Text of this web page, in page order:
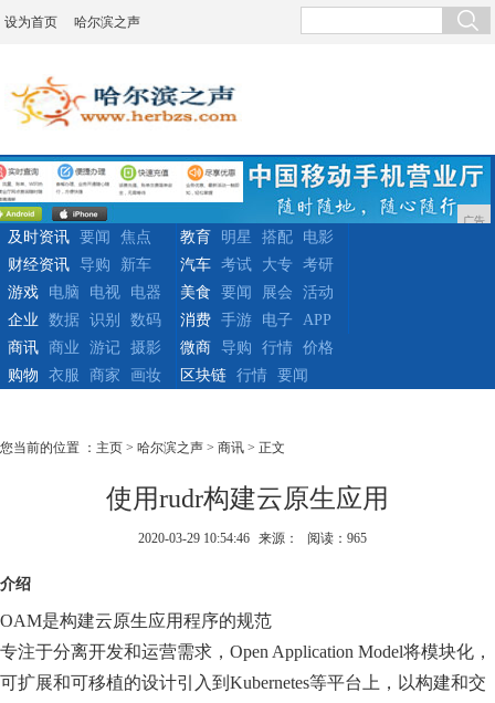
设为首页 哈尔滨之声
广告
及时资讯 要闻
焦点
财经资讯
导购 新车
教育 明星 搭配
电影
汽车
考试 大专
考研
游戏
电脑 电视
电器
企业
数据 识别 数码
美食 要闻 展会
活动
消费
手游 电子
APP
商讯
商业 游记
摄影
购物
衣服 商家 画妆
微商 导购 行情
价格
区块链
行情 要闻
您当前的位置 ： 主页 > 哈尔滨之声 > 商讯 > 正文
使用rudr构建云原生应用
2020-03-29 10:54:46 来源： 阅读：965
介绍
OAM是构建云原生应用程序的规范
专注于分离开发和运营需求，Open Application Model将模块化，
可扩展和可移植的设计引入到Kubernetes等平台上，以构建和交